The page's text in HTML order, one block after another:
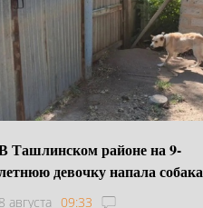
Ташлинском районе на 9-
девочку напала собака
8 августа 09:33